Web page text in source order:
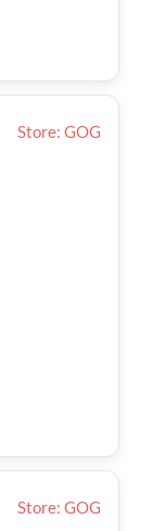
Store: GOG
Store: GOG